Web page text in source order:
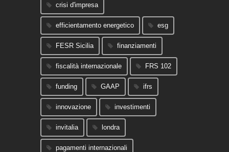
crisi d'impresa
efficientamento energetico esg
FESR Sicilia finanziamenti
fiscalità internazionale FRS 102
funding GAAP ifrs
innovazione investimenti
invitalia londra
pagamenti internazionali